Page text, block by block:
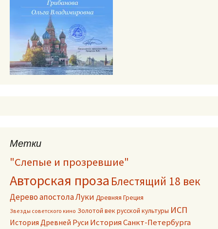
Метки
"Слепые и прозревшие"
Авторская проза Блестящий 18 век
Дерево апостола Луки Древняя Греция
Звезды советского кино Золотой век русской культуры ИСП
История Древней Руси История Санкт-Петербурга